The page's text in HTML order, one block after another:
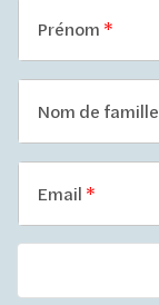
Prénom
Nom de famille
Email